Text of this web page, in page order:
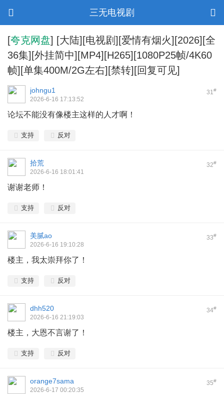
三无电视剧
[夸克网盘] [大陆][电视剧][爱情有烟火][2026][全
36集][外挂简中][MP4][H265][1080P25帧/4K60
帧][单集400M/2G左右][禁转][回复可见]
31#
johngu1
2026-6-16 17:13:52
论坛不能没有像楼主这样的人才啊！
支持 反对
32#
拾荒
2026-6-16 18:01:41
谢谢老师！
支持 反对
33#
美腻ao
2026-6-16 19:10:28
楼主，我太崇拜你了！
支持 反对
34#
dhh520
2026-6-16 21:19:03
楼主，大恩不言谢了！
支持 反对
35#
orange7sama
2026-6-17 00:20:35